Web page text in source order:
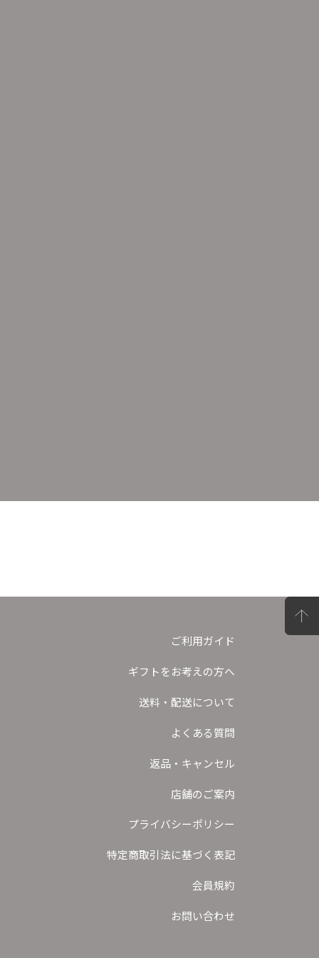
ご利用ガイド
ギフトをお考えの方へ
送料・配送について
よくある質問
返品・キャンセル
店舗のご案内
プライバシーポリシー
特定商取引法に基づく表記
会員規約
お問い合わせ